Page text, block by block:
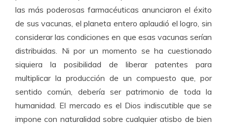
las más poderosas farmacéuticas anunciaron el éxito
de sus vacunas, el planeta entero aplaudió el logro, sin
considerar las condiciones en que esas vacunas serían
distribuidas. Ni por un momento se ha cuestionado
siquiera la posibilidad de liberar patentes para
multiplicar la producción de un compuesto que, por
sentido común, debería ser patrimonio de toda la
humanidad. El mercado es el Dios indiscutible que se
impone con naturalidad sobre cualquier atisbo de bien